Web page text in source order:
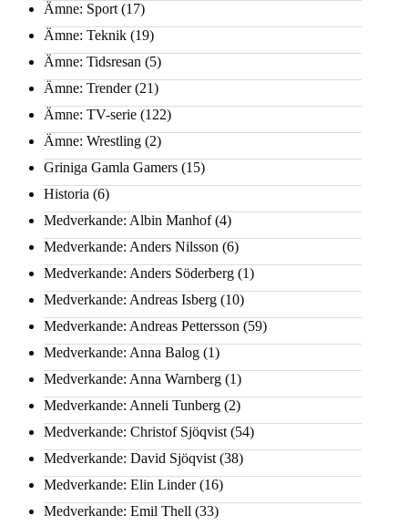
Ämne: Sport (17)
Ämne: Teknik (19)
Ämne: Tidsresan (5)
Ämne: Trender(21)
Ämne: TV-serie (122)
Ämne: Wrestling (2)
Griniga Gamla Gamers (15)
Historia (6)
Medverkande: Albin Manhof(4)
Medverkande: Anders Nilsson (6)
Medverkande: Anders Söderberg (1)
Medverkande: Andreas Isberg (10)
Medverkande: Andreas Pettersson (59)
Medverkande: Anna Balog (1)
Medverkande: Anna Warnberg (1)
Medverkande: Anneli Tunberg (2)
Medverkande: Christof Sjöqvist (54)
Medverkande: David Sjöqvist (38)
Medverkande: Elin Linder(16)
Medverkande: Emil Thell (33)